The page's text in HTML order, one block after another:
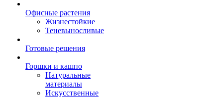
Офисные растения
Жизнестойкие
Теневыносливые
Готовые решения
Горшки и кашпо
Натуральные
материалы
Искусственные